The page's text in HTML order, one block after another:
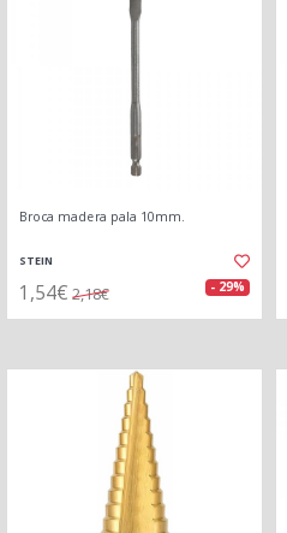
Broca madera pala 10mm.
STEIN
1,54€ 2,18€ - 29%